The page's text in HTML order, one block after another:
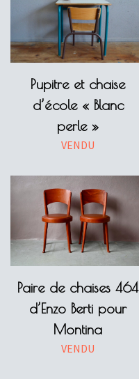
Pupitre et chaise
d’école « Blanc
perle »
VENDU
Paire de chaises 464
d’Enzo Berti pour
Montina
VENDU